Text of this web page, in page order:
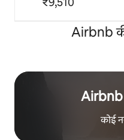
Airbnb
Airbnb
कोई